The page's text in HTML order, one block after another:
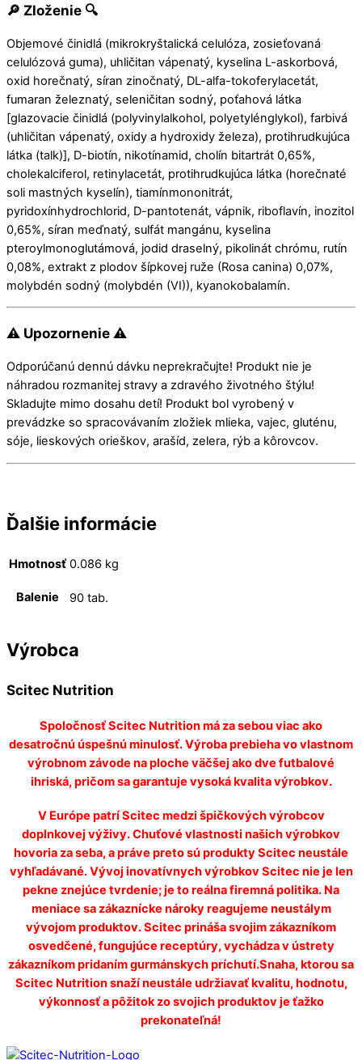
🔎 Zloženie 🔍
Objemové činidlá (mikrokryštalická celulóza, zosieťovaná
celulózová guma), uhličitan vápenatý, kyselina L-askorbová,
oxid horečnatý, síran zinočnatý, DL-alfa-tokoferylacetát,
fumaran železnatý, seleničitan sodný, poťahová látka
[glazovacie činidlá (polyvinylalkohol, polyetylénglykol), farbivá
(uhličitan vápenatý, oxidy a hydroxidy železa), protihrudkujúca
látka (talk)], D-biotín, nikotínamid, cholín bitartrát 0,65%,
cholekalciferol, retinylacetát, protihrudkujúca látka (horečnaté
soli mastných kyselín), tiamínmononitrát,
pyridoxínhydrochlorid, D-pantotenát, vápnik, riboflavín, inozitol
0,65%, síran meďnatý, sulfát mangánu, kyselina
pteroylmonoglutámová, jodid draselný, pikolinát chrómu, rutín
0,08%, extrakt z plodov šípkovej ruže (Rosa canina) 0,07%,
molybdén sodný (molybdén (VI)), kyanokobalamín.
⚠ Upozornenie ⚠
Odporúčanú dennú dávku neprekračujte! Produkt nie je
náhradou rozmanitej stravy a zdravého životného štýlu!
Skladujte mimo dosahu detí! Produkt bol vyrobený v
prevádzke so spracovávaním zložiek mlieka, vajec, gluténu,
sóje, lieskových orieškov, arašíd, zelera, rýb a kôrovcov.
Ďalšie informácie
Hmotnosť 0.086 kg
Balenie 90 tab.
Výrobca
Scitec Nutrition
Spoločnosť Scitec Nutrition má za sebou viac ako
desatročnú úspešnú minulosť. Výroba prebieha vo vlastnom
výrobnom závode na ploche väčšej ako dve futbalové
ihriská, pričom sa garantuje vysoká kvalita výrobkov.
V Európe patrí Scitec medzi špičkových výrobcov
doplnkovej výživy. Chuťové vlastnosti našich výrobkov
hovoria za seba, a práve preto sú produkty Scitec neustále
vyhľadávané. Vývoj inovatívnych výrobkov Scitec nie je len
pekne znejúce tvrdenie; je to reálna firemná politika. Na
meniace sa zákaznícke nároky reagujeme neustálym
vývojom produktov. Scitec prináša svojim zákazníkom
osvedčené, fungujúce receptúry, vychádza v ústrety
zákazníkom pridaním gurmánskych príchutí.Snaha, ktorou sa
Scitec Nutrition snaží neustále udržiavať kvalitu, hodnotu,
výkonnosť a pôžitok zo svojich produktov je ťažko
prekonateľná!